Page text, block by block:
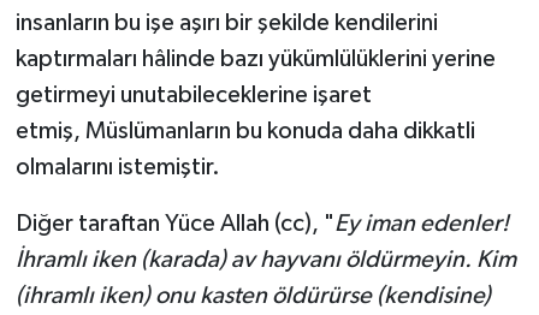
insanların bu işe aşırı bir şekilde kendilerini
kaptırmaları hâlinde bazı yükümlülüklerini yerine
getirmeyi unutabileceklerine işaret
etmiş, Müslümanların bu konuda daha dikkatli
olmalarını istemiştir.
Diğer taraftan Yüce Allah (cc), "Ey iman edenler!
İhramlı iken (karada) av hayvanı öldürmeyin. Kim
(ihramlı iken) onu kasten öldürürse (kendisine)